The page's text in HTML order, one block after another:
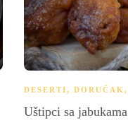
DESERTI, DORUČAK ,
Uštipci sa jabukama